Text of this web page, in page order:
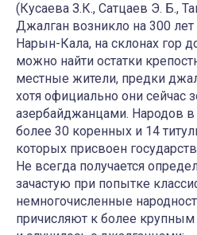
(Кусаева З.К., Сатцаев Э. Б.,
Джалган возникло на 300
Нарын-Кала, на склонах гор
можно найти остатки
местные жители, предки
хотя официально они сейчас
азербайджанцами. Народов в
более 30 коренных и 14
которых присвоен
Не всегда получается
зачастую при попытке
немногочисленные
причисляют к более крупным